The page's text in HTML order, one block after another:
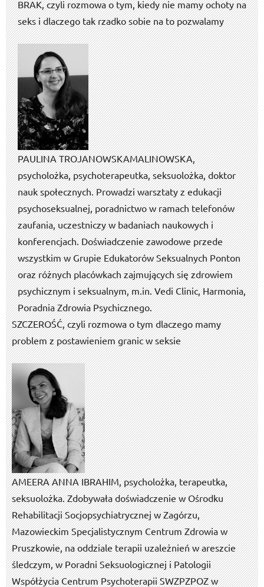
BRAK, czyli rozmowa o tym, kiedy nie mamy ochoty na
seks i dlaczego tak rzadko sobie na to pozwalamy
PAULINA TROJANOWSKA­MALINOWSKA,
psycholożka, psychoterapeutka, seksuolożka, doktor
nauk społecznych. Prowadzi warsztaty z edukacji
psychoseksualnej, poradnictwo w ramach telefonów
zaufania, uczestniczy w badaniach naukowych i
konferencjach. Doświadczenie zawodowe przede
wszystkim w Grupie Edukatorów Seksualnych Ponton
oraz różnych placówkach zajmujących się zdrowiem
psychicznym i seksualnym, m.in. Vedi Clinic, Harmonia,
Poradnia Zdrowia Psychicznego.
SZCZEROŚĆ, czyli rozmowa o tym dlaczego mamy
problem z postawieniem granic w seksie
AMEERA ANNA IBRAHIM, psycholożka, terapeutka,
seksuolożka. Zdobywała doświadczenie w Ośrodku
Rehabilitacji Socjopsychiatrycznej w Zagórzu,
Mazowieckim Specjalistycznym Centrum Zdrowia w
Pruszkowie, na oddziale terapii uzależnień w areszcie
śledczym, w Poradni Seksuologicznej i Patologii
Współżycia Centrum Psychoterapii SWZPZPOZ w